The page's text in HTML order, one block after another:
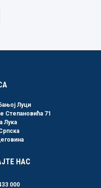
Луци
Степановића 71
Лука
НАС
000